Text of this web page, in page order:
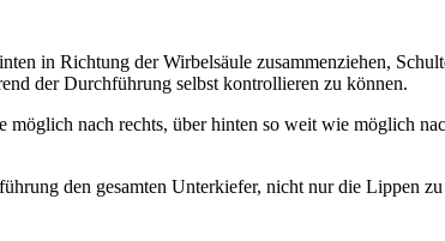
in Richtung der Wirbelsäule zusammenziehen,
der Durchführung selbst kontrollieren zu können.
nach rechts, über hinten so weit wie möglich
den gesamten Unterkiefer, nicht nur die Lippen